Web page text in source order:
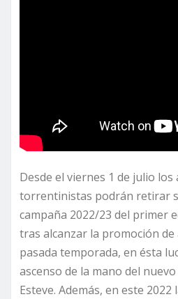
Desde el viernes 1 de julio los
torrentinistas podrán retirar
campaña 2022/23 del primer
tras alcanzar la promoción de
pasada temporada, en ésta
ascenso de la mano del
Esteve. Además, en este